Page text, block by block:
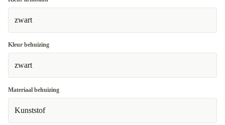
zwart
Kleur behuizing
zwart
Materiaal behuizing
Kunststof